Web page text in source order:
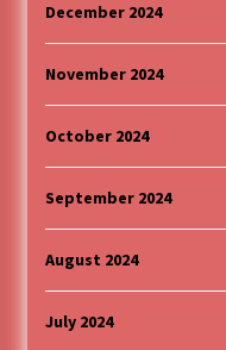
December 2024
November 2024
October 2024
September 2024
August 2024
July 2024